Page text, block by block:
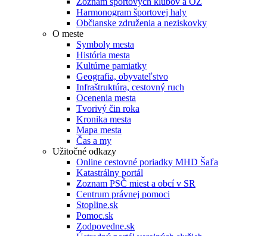
Harmonogram športovej haly
Občianske združenia a neziskovky
O meste
Symboly mesta
História mesta
Kultúrne pamiatky
Geografia, obyvateľstvo
Infraštruktúra, cestovný ruch
Ocenenia mesta
Tvorivý čin roka
Kronika mesta
Mapa mesta
Čas a my
Užitočné odkazy
Online cestovné poriadky MHD Šaľa
Katastrálny portál
Zoznam PSČ miest a obcí v SR
Centrum právnej pomoci
Stopline.sk
Pomoc.sk
Zodpovedne.sk